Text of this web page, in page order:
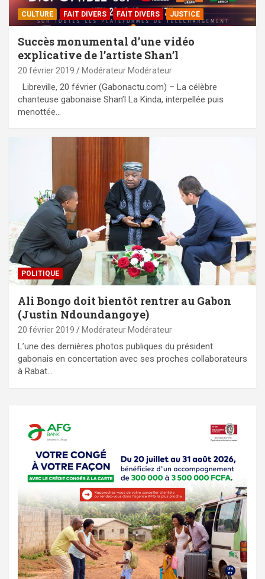
CULTURE FAIT DIVERS FAIT DIVERS JUSTICE
Succès monumental d’une vidéo
explicative de l’artiste Shan’l
20 février 2019 Modérateur Modérateur
Libreville, 20 février (Gabonactu.com) – La célèbre
chanteuse gabonaise Shan’l La Kinda, interpellée puis
menottée…
POLITIQUE
Ali Bongo doit bientôt rentrer au Gabon
(Justin Ndoundangoye)
20 février 2019 Modérateur Modérateur
L’une des dernières photos publiques du président
gabonais en concertation avec ses proches collaborateurs
à Rabat…